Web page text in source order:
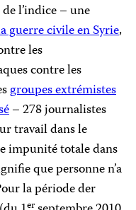
l’indice – une
guerre civile en Syrie,
les
contre les
groupes extrémistes
– 278 journalistes
travail dans le
impunité totale dans
que personne n’a
la période der
er